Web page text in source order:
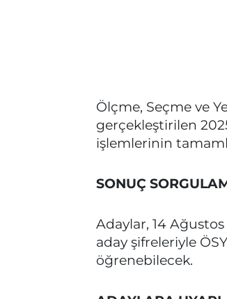
Ölçme, Seçme ve
gerçekleştirilen
işlemlerinin
SONUÇ
Adaylar, 14
aday şifreleriyle
öğrenebilecek.